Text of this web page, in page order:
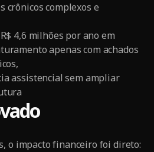
crônicos complexos e
4,6 milhões por ano em
apenas com achados
assistencial sem ampliar
o impacto financeiro foi direto: